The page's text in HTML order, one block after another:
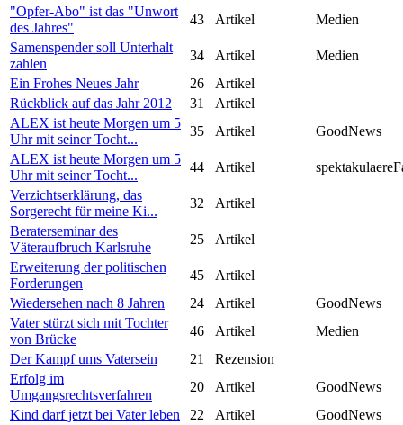
"Opfer-Abo" ist das "Unwort
des Jahres"
43 Artikel
Medien
Samenspender soll Unterhalt
zahlen
34 Artikel
Medien
Ein Frohes Neues Jahr
26
Artikel
Rückblick auf das Jahr 2012
31
Artikel
ALEX ist heute Morgen um 5
Uhr mit seiner Tocht...
35 Artikel
GoodNews
ALEX ist heute Morgen um 5
Uhr mit seiner Tocht...
44 Artikel
Verzichtserklärung, das
Sorgerecht für meine Ki...
32
Artikel
Beraterseminar des
Väteraufbruch Karlsruhe
25
Artikel
Erweiterung der politischen
Forderungen
45
Artikel
Wiedersehen nach 8 Jahren
24 Artikel
GoodNews
Vater stürzt sich mit Tochter
von Brücke
46 Artikel
Medien
Der Kampf ums Vatersein
21
Rezension
Erfolg im
Umgangsrechtsverfahren
20 Artikel
GoodNews
Kind darf jetzt bei Vater leben
22 Artikel
GoodNews